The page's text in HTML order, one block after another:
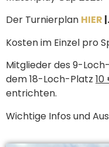
Der Turnierplan HIER |.
Kosten im Einzel pro
Mitglieder des 9-
dem 18-Loch-Platz 10
entrichten.
Wichtige Infos und